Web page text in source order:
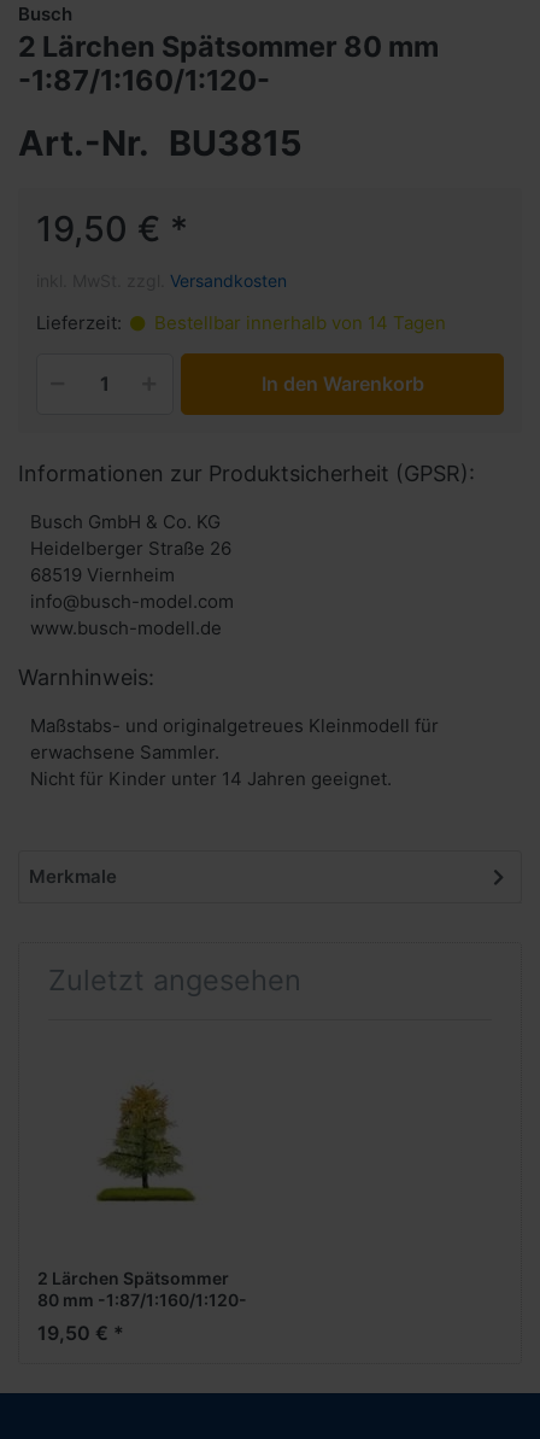
Busch
2 Lärchen Spätsommer 80 mm
-1:87/1:160/1:120-
Art.-Nr. BU3815
19,50 € *
Versandkosten
Lieferzeit: Bestellbar innerhalb von 14 Tagen
In den Warenkorb
Informationen zur Produktsicherheit (GPSR):
Busch GmbH & Co. KG
Heidelberger Straße 26
68519 Viernheim
info@busch-model.com
www.busch-modell.de
Warnhinweis:
Maßstabs- und originalgetreues Kleinmodell für
erwachsene Sammler.
Nicht für Kinder unter 14 Jahren geeignet.
Merkmale
Zuletzt angesehen
2 Lärchen Spätsommer
80 mm -1:87/1:160/1:120-
19,50 € *